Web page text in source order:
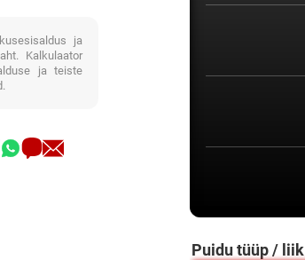
ja
Kalkulaator
ja teiste
Puidu tüüp / liik